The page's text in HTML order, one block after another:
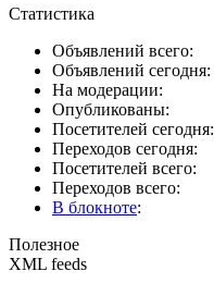
Статистика
Объявлений всего:
Объявлений сегодня:
На модерации:
Опубликованы:
Посетителей сегодня:
Переходов сегодня:
Посетителей всего:
Переходов всего:
В блокноте:
Полезное
XML feeds